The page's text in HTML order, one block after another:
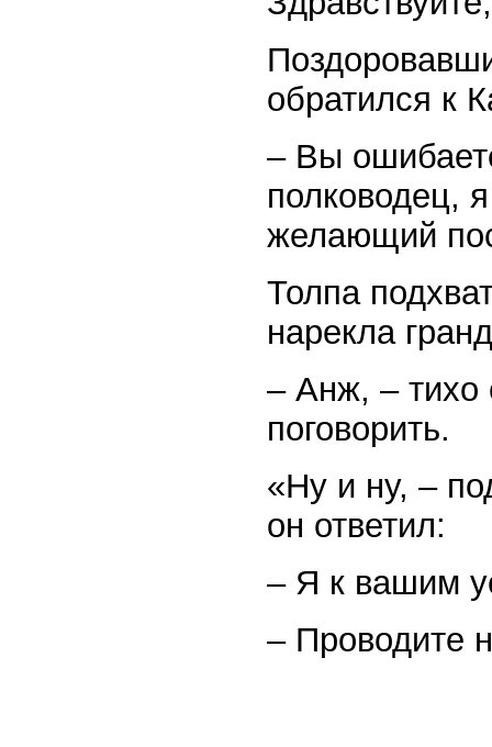
обратился к
– Вы
полководец,
желающий
Толпа
нарекла
– Анж, – тихо
поговорить.
«Ну и ну, –
он ответил:
– Я к вашим
– Проводите